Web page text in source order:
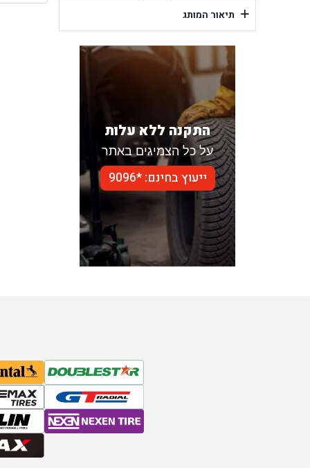
+ תיאור המותג
התקנה ללא עלות
על כל הצמיגים באתר
ייעוץ בחינם: *9096